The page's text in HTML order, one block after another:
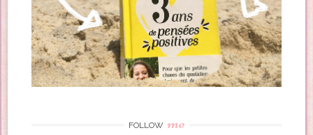
FOLLOW me